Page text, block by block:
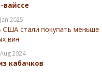
вайссе
2025
США стали покупать меньше
вин
2024
кабачков